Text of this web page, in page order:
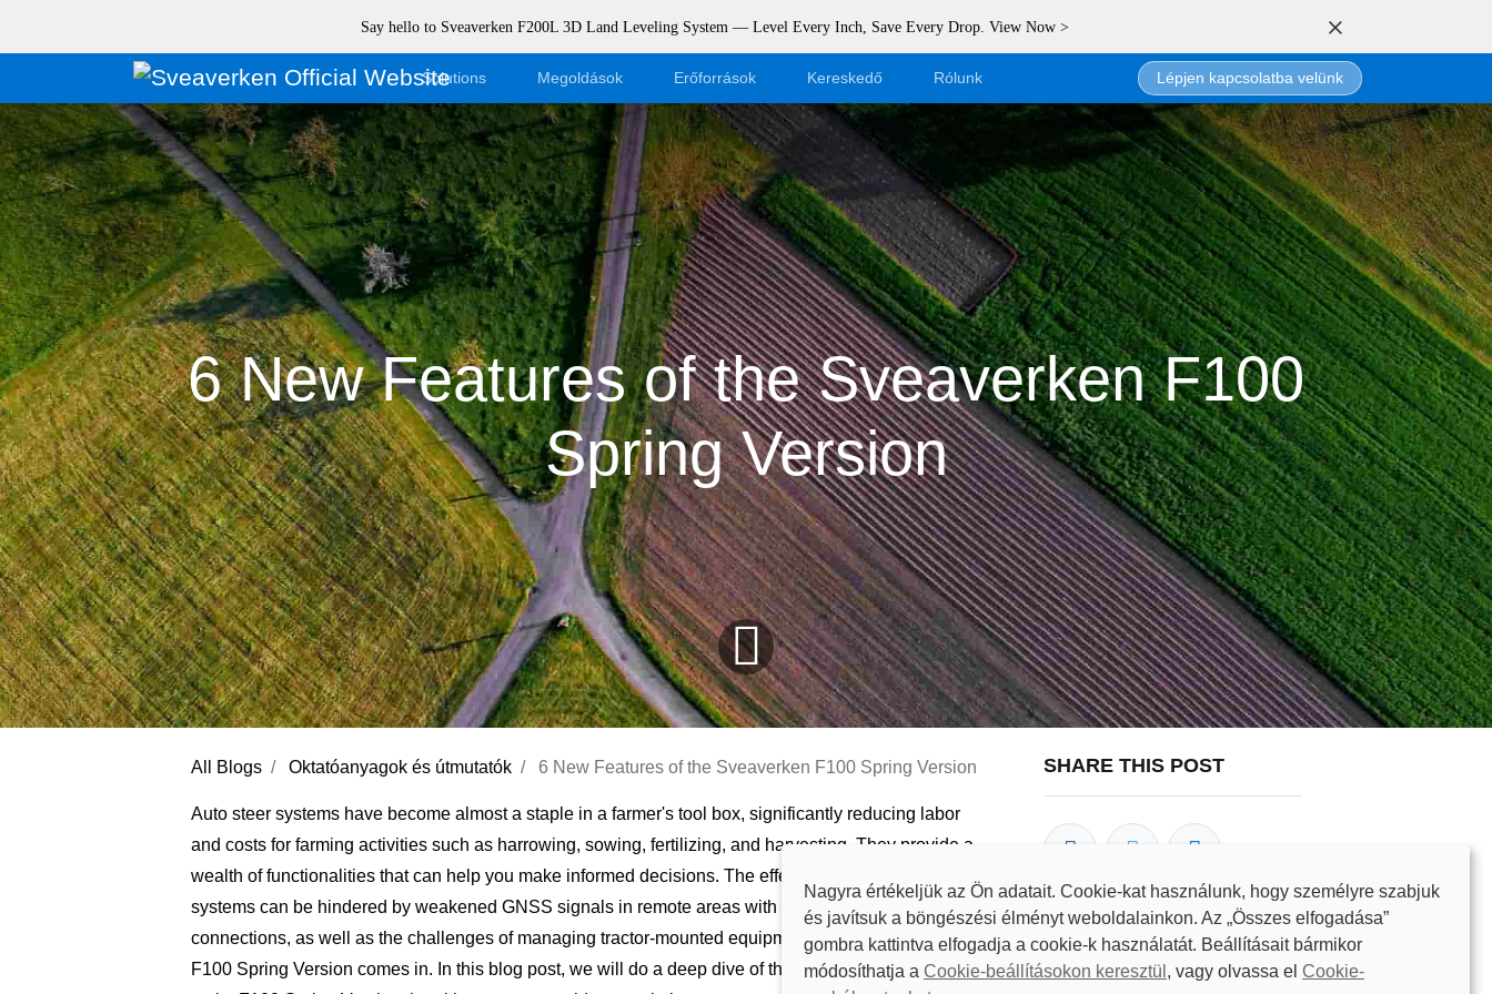
Say hello to Sveaverken F200L 3D Land Leveling System — Level Every Inch, Save Every Drop. View Now >
Solutions Megoldások Erőforrások
Blog
Események
Támogatás
Letöltés
Kereskedő
Legyen kereskedő
Webshop bejelentkezés
Dealer Portal
Rólunk Lépjen kapcsolatba velünk
6 New Features of the Sveaverken F100
Spring Version
All Blogs Oktatóanyagok és útmutatók 6 New Features of the Sveaverken F100 Spring Version
Auto steer systems have become almost a staple in a farmer's tool box, significantly reducing labor
and costs for farming activities such as harrowing, sowing, fertilizing, and harvesting. They provide a
wealth of functionalities that can help you make informed decisions. The effectiveness of auto steer
systems can be hindered by weakened GNSS signals in remote areas with unreliable network
connections, as well as the challenges of managing tractor-mounted equipment. That's where the
F100 Spring Version comes in. In this blog post, we will do a deep dive of the 6 new features that
SHARE THIS POST
OUR BLOGS
Nagyra értékeljük az Ön adatait. Cookie-kat használunk, hogy személyre szabjuk
és javítsuk a böngészési élményt weboldalainkon. Az „Összes elfogadása”
gombra kattintva elfogadja a cookie-k használatát. Beállításait bármikor
módosíthatja a Cookie-beállításokon keresztül , vagy olvassa el Cookie-